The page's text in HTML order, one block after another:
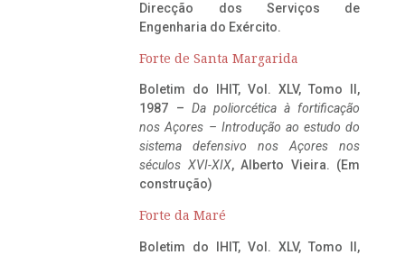
Direcção dos Serviços de
Engenharia do Exército.
Forte de Santa Margarida
Boletim do IHIT, Vol. XLV, Tomo II,
1987 – Da poliorcética à fortificação
nos Açores – Introdução ao estudo do
sistema defensivo nos Açores nos
séculos XVI-XIX, Alberto Vieira. (Em
construção)
Forte da Maré
Boletim do IHIT, Vol. XLV, Tomo II,